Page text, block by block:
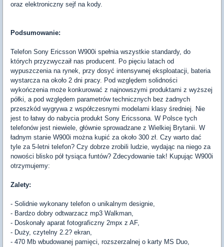
oraz elektroniczny sejf na kody.
Podsumowanie:
Telefon Sony Ericsson W900i spełnia wszystkie standardy, do
których przyzwyczaił nas producent. Po pięciu latach od
wypuszczenia na rynek, przy dosyć intensywnej eksploatacji, bateria
wystarcza na około 2 dni pracy. Pod względem solidności
wykończenia może konkurować z najnowszymi produktami z wyższej
półki, a pod względem parametrów technicznych bez żadnych
przeszkód wygrywa z współczesnymi modelami klasy średniej. Nie
jest to łatwy do nabycia produkt Sony Ericssona. W Polsce tych
telefonów jest niewiele, głównie sprowadzane z Wielkiej Brytanii. W
ładnym stanie W900i można kupić za około 300 zł. Czy warto dać
tyle za 5-letni telefon? Czy dobrze zrobili ludzie, wydając na niego za
nowości blisko pół tysiąca funtów? Zdecydowanie tak! Kupując W900i
otrzymujemy:
Zalety:
- Solidnie wykonany telefon o unikalnym designie,
- Bardzo dobry odtwarzacz mp3 Walkman,
- Doskonały aparat fotograficzny 2mpx z AF,
- Duży, czytelny 2.2? ekran,
- 470 Mb wbudowanej pamięci, rozszerzalnej o karty MS Duo,